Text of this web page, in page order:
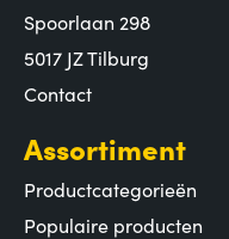
Spoorlaan 298
5017 JZ Tilburg
Contact
Assortiment
Productcategorieën
Populaire producten